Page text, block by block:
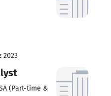
2023
(Part-time &